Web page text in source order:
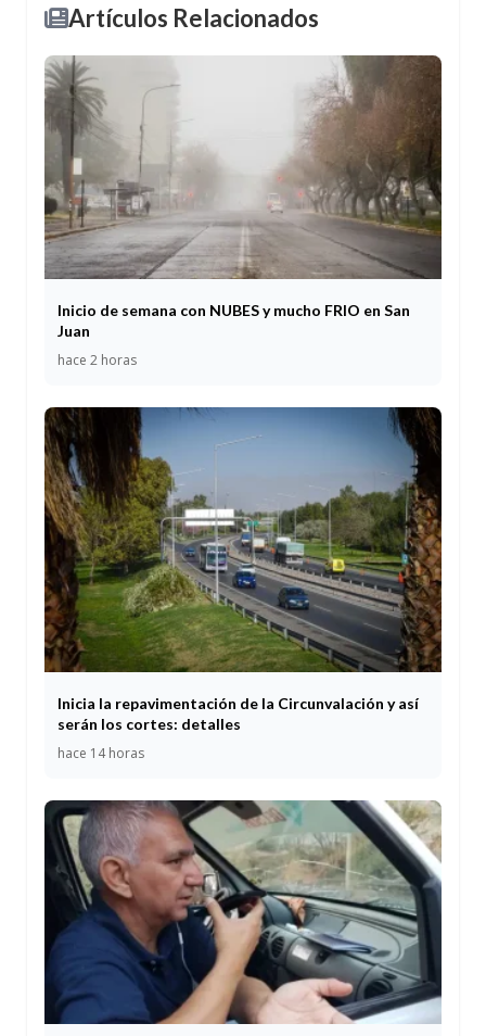
Artículos Relacionados
Inicio de semana con NUBES y mucho FRIO en San
Juan
hace 2 horas
Inicia la repavimentación de la Circunvalación y así
serán los cortes: detalles
hace 14 horas